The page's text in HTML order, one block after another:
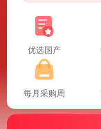
优选国产
每月采购周